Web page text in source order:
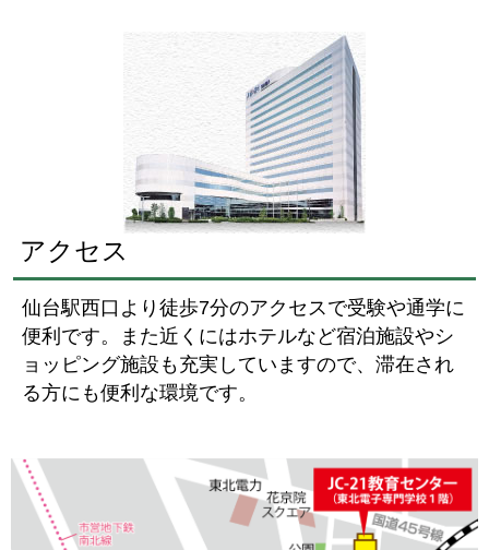
アクセス
仙台駅西口より徒歩7分のアクセスで受験や通学に
便利です。また近くにはホテルなど宿泊施設やシ
ョッピング施設も充実していますので、滞在され
る方にも便利な環境です。